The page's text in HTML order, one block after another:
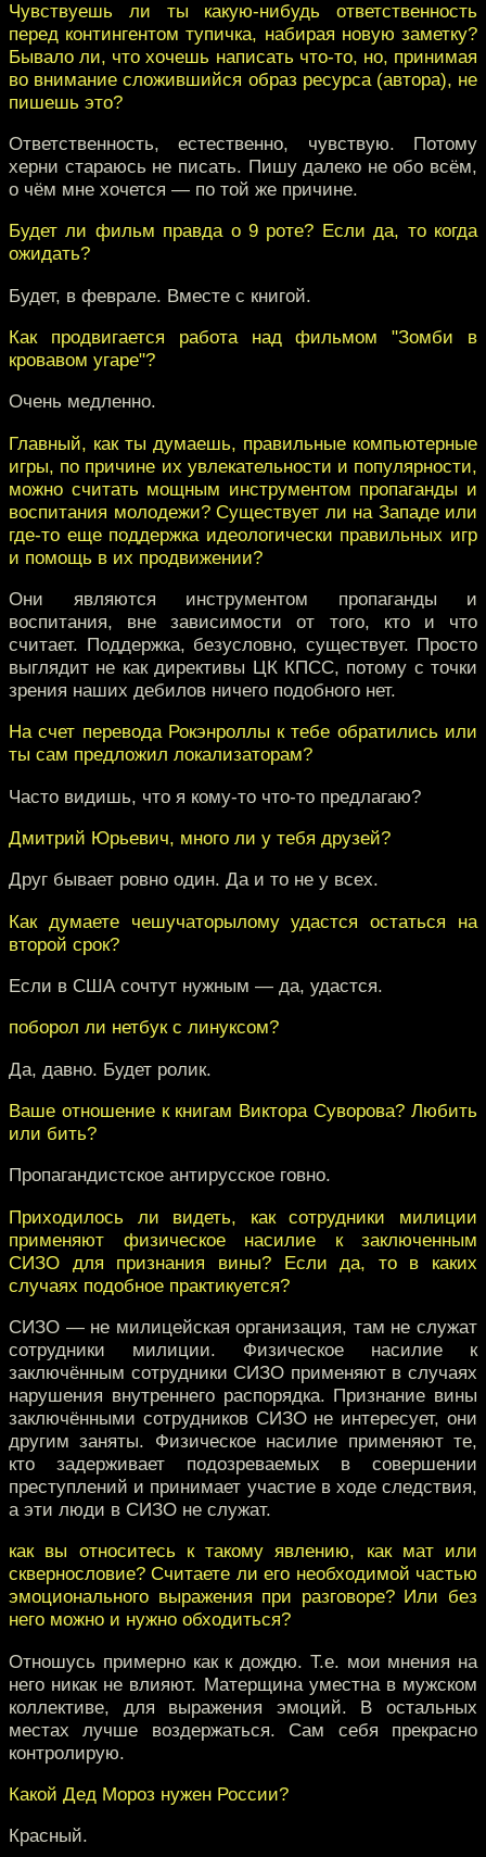
Чувствуешь ли ты какую-нибудь ответственность
перед контингентом тупичка, набирая новую заметку?
Бывало ли, что хочешь написать что-то, но, принимая
во внимание сложившийся образ ресурса (автора), не
пишешь это?
Ответственность, естественно, чувствую. Потому
херни стараюсь не писать. Пишу далеко не обо всём,
о чём мне хочется — по той же причине.
Будет ли фильм правда о 9 роте? Если да, то когда
ожидать?
Будет, в феврале. Вместе с книгой.
Как продвигается работа над фильмом "Зомби в
кровавом угаре"?
Очень медленно.
Главный, как ты думаешь, правильные компьютерные
игры, по причине их увлекательности и популярности,
можно считать мощным инструментом пропаганды и
воспитания молодежи? Существует ли на Западе или
где-то еще поддержка идеологически правильных игр
и помощь в их продвижении?
Они являются инструментом пропаганды и
воспитания, вне зависимости от того, кто и что
считает. Поддержка, безусловно, существует. Просто
выглядит не как директивы ЦК КПСС, потому с точки
зрения наших дебилов ничего подобного нет.
На счет перевода Рокэнроллы к тебе обратились или
ты сам предложил локализаторам?
Часто видишь, что я кому-то что-то предлагаю?
Дмитрий Юрьевич, много ли у тебя друзей?
Друг бывает ровно один. Да и то не у всех.
Как думаете чешучаторылому удастся остаться на
второй срок?
Если в США сочтут нужным — да, удастся.
поборол ли нетбук с линуксом?
Да, давно. Будет ролик.
Ваше отношение к книгам Виктора Суворова? Любить
или бить?
Пропагандистское антирусское говно.
Приходилось ли видеть, как сотрудники милиции
применяют физическое насилие к заключенным
СИЗО для признания вины? Если да, то в каких
случаях подобное практикуется?
СИЗО — не милицейская организация, там не служат
сотрудники милиции. Физическое насилие к
заключённым сотрудники СИЗО применяют в случаях
нарушения внутреннего распорядка. Признание вины
заключёнными сотрудников СИЗО не интересует, они
другим заняты. Физическое насилие применяют те,
кто задерживает подозреваемых в совершении
преступлений и принимает участие в ходе следствия,
а эти люди в СИЗО не служат.
как вы относитесь к такому явлению, как мат или
сквернословие? Считаете ли его необходимой частью
эмоционального выражения при разговоре? Или без
него можно и нужно обходиться?
Отношусь примерно как к дождю. Т.е. мои мнения на
него никак не влияют. Матерщина уместна в мужском
коллективе, для выражения эмоций. В остальных
местах лучше воздержаться. Сам себя прекрасно
контролирую.
Какой Дед Мороз нужен России?
Красный.